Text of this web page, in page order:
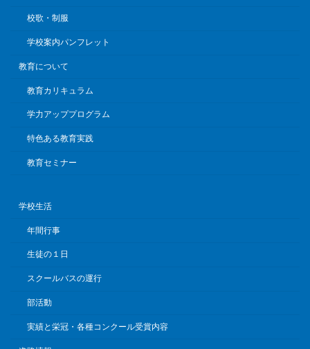
校歌・制服
学校案内パンフレット
教育について
教育カリキュラム
学力アッププログラム
特色ある教育実践
教育セミナー
学校生活
年間行事
生徒の１日
スクールバスの運行
部活動
実績と栄冠・各種コンクール受賞内容